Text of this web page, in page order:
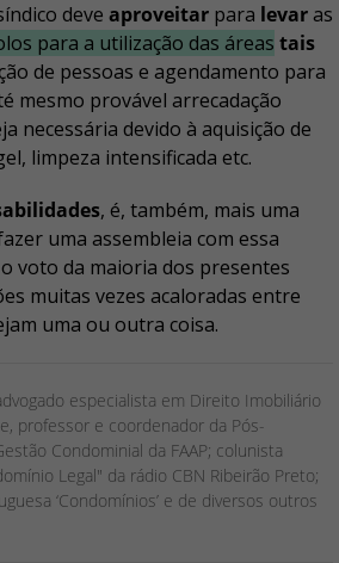
deve aproveitar para levaras
para a utilização das áreas tais
de pessoas e agendamento para
mesmo provável arrecadação
necessária devido à aquisição de
limpeza intensificada etc.
, é, também, mais uma
uma assembleia com essa
voto da maioria dos presentes
muitas vezes acaloradas entre
uma ou outra coisa.
especialista em Direito Imobiliário
professor e coordenador da Pós-
Condominial da FAAP; colunista
Legal" da rádio CBN Ribeirão Preto;
‘Condomínios’ e de diversos outros